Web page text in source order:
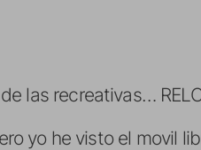
las recreativas…
yo he visto el movil